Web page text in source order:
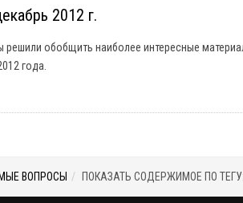
2012 г.
обобщить наиболее интересные
года.
ВОПРОСЫ ПОКАЗАТЬ СОДЕРЖИМОЕ ПО